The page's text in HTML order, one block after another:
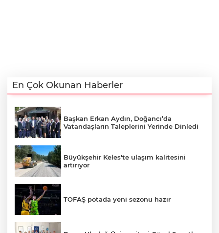
En Çok Okunan Haberler
Başkan Erkan Aydın, Doğancı’da
Vatandaşların Taleplerini Yerinde Dinledi
Büyükşehir Keles'te ulaşım kalitesini
artırıyor
TOFAŞ potada yeni sezonu hazır